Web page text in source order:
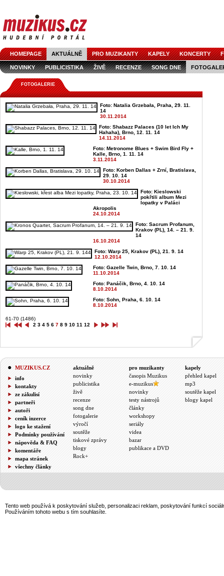
HOMEPAGE AKTUÁLNĚ PRO MUZIKANTY KAPELY KONCERTY
NOVINKY PUBLICISTIKA ŽIVĚ RECENZE SONG DNE
FOTOGALERIE
Foto: Natalia Grzebała, Praha, 29. 11.
14
30.11.2014
Foto: Shabazz Palaces (10 let Ich My
Hahaha), Brno, 12. 11. 14
14.11.2014
Foto: Metronome Blues + Swim Bird Fly +
Kalle, Brno, 1. 11. 14
3.11.2014
Foto: Korben Dallas + Zrní, Bratislava,
29. 10. 14
30.10.2014
Foto: Kieslowski
pokřtili album Mezi
lopatky v Paláci
Akropolis
24.10.2014
Foto: Sacrum Profanum,
Krakov (PL), 14. – 21. 9.
14
16.10.2014
Foto: Warp 25, Krakov (PL), 21. 9. 14
12.10.2014
Foto: Gazelle Twin, Brno, 7. 10. 14
11.10.2014
Foto: Panáčik, Brno, 4. 10. 14
8.10.2014
Foto: Sohn, Praha, 6. 10. 14
8.10.2014
61-70 (1486)
2 3 4 5 6 7 8 9 10 11 12
MUZIKUS.CZ
info
kontakty
ze zákulisí
partneři
autoři
ceník inzerce
logo ke stažení
Podmínky používání
nápověda & FAQ
komentáře
mapa stránek
všechny články
aktuálně
novinky
publicistika
živě
recenze
song dne
fotogalerie
výročí
soutěže
tiskové zprávy
blogy
Rock+
pro muzikanty
časopis Muzikus
e-muzikus
novinky
testy nástrojů
články
workshopy
seriály
videa
bazar
publikace a DVD
kapely
přehled kapel
mp3
soutěže kapel
blogy kapel
Tento web používá k poskytování služeb, personalizaci reklam, poskytování funkcí
Používáním tohoto webu s tím souhlasíte.